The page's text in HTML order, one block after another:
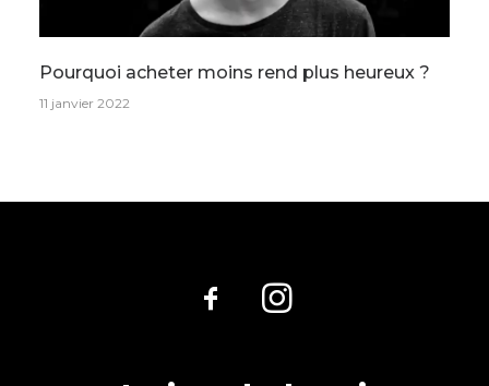
Pourquoi acheter moins rend plus heureux ?
11 janvier 2022